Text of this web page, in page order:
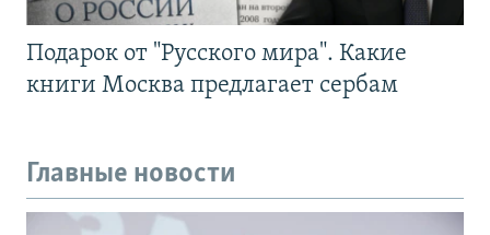
Подарок от "Русского мира". Какие
книги Москва предлагает сербам
Главные новости